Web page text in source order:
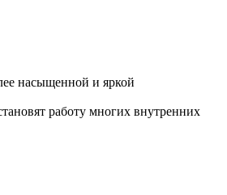
насыщенной и яркой
работу многих внутренних